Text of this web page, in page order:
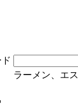
ラーメン、エ